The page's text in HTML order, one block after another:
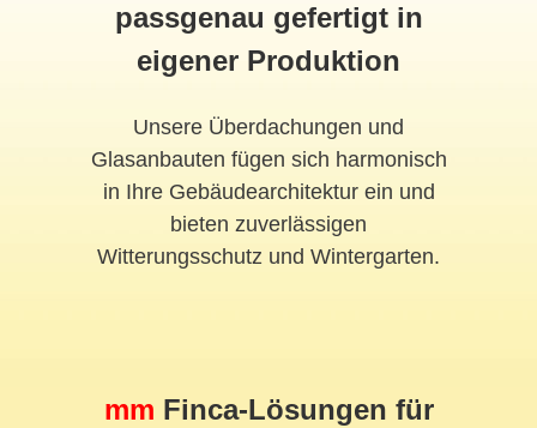
passgenau gefertigt in
eigener Produktion
Unsere Überdachungen und
Glasanbauten fügen sich harmonisch
in Ihre Gebäudearchitektur ein und
bieten zuverlässigen
Witterungsschutz und Wintergarten.
mm Finca-Lösungen für